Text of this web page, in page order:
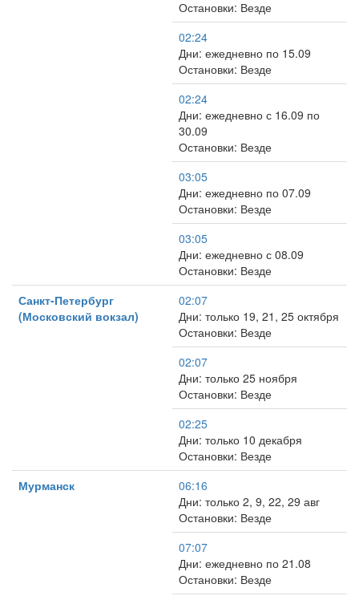
Остановки: Везде
02:24
Дни: ежедневно по 15.09
Остановки: Везде
02:24
Дни: ежедневно с 16.09 по
30.09
Остановки: Везде
03:05
Дни: ежедневно по 07.09
Остановки: Везде
03:05
Дни: ежедневно с 08.09
Остановки: Везде
Санкт-Петербург
(Московский вокзал)
02:07
Дни: только 19, 21, 25 октября
Остановки: Везде
02:07
Дни: только 25 ноября
Остановки: Везде
02:25
Дни: только 10 декабря
Остановки: Везде
Мурманск
06:16
Дни: только 2, 9, 22, 29 авг
Остановки: Везде
07:07
Дни: ежедневно по 21.08
Остановки: Везде